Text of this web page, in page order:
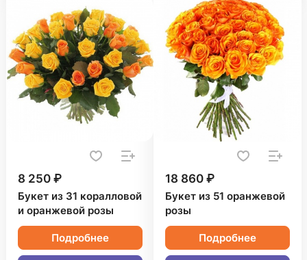
8 250 ₽
Букет из 31 коралловой
и оранжевой розы
Подробнее
18 860 ₽
Букет из 51 оранжевой
розы
Подробнее